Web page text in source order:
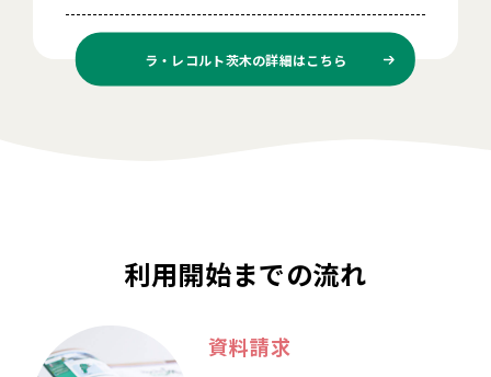
ラ・レコルト茨木の詳細はこちら
利用開始までの流れ
資料請求